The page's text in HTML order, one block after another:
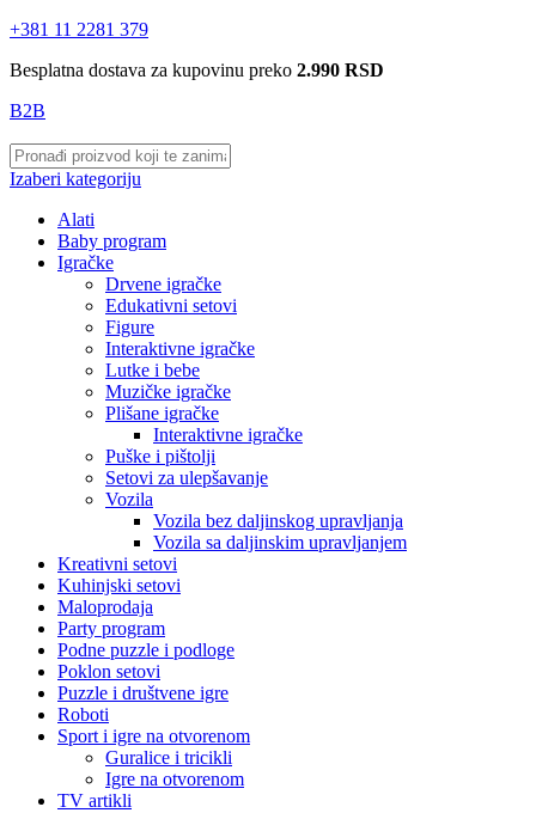
+381 11 2281 379
Besplatna dostava za kupovinu preko 2.990 RSD
B2B
Izaberi kategoriju
Alati
Baby program
Igračke
Drvene igračke
Edukativni setovi
Figure
Interaktivne igračke
Lutke i bebe
Muzičke igračke
Plišane igračke
Interaktivne igračke
Puške i pištolji
Setovi za ulepšavanje
Vozila
Vozila bez daljinskog upravljanja
Vozila sa daljinskim upravljanjem
Kreativni setovi
Kuhinjski setovi
Maloprodaja
Party program
Podne puzzle i podloge
Poklon setovi
Puzzle i društvene igre
Roboti
Sport i igre na otvorenom
Guralice i tricikli
Igre na otvorenom
TV artikli